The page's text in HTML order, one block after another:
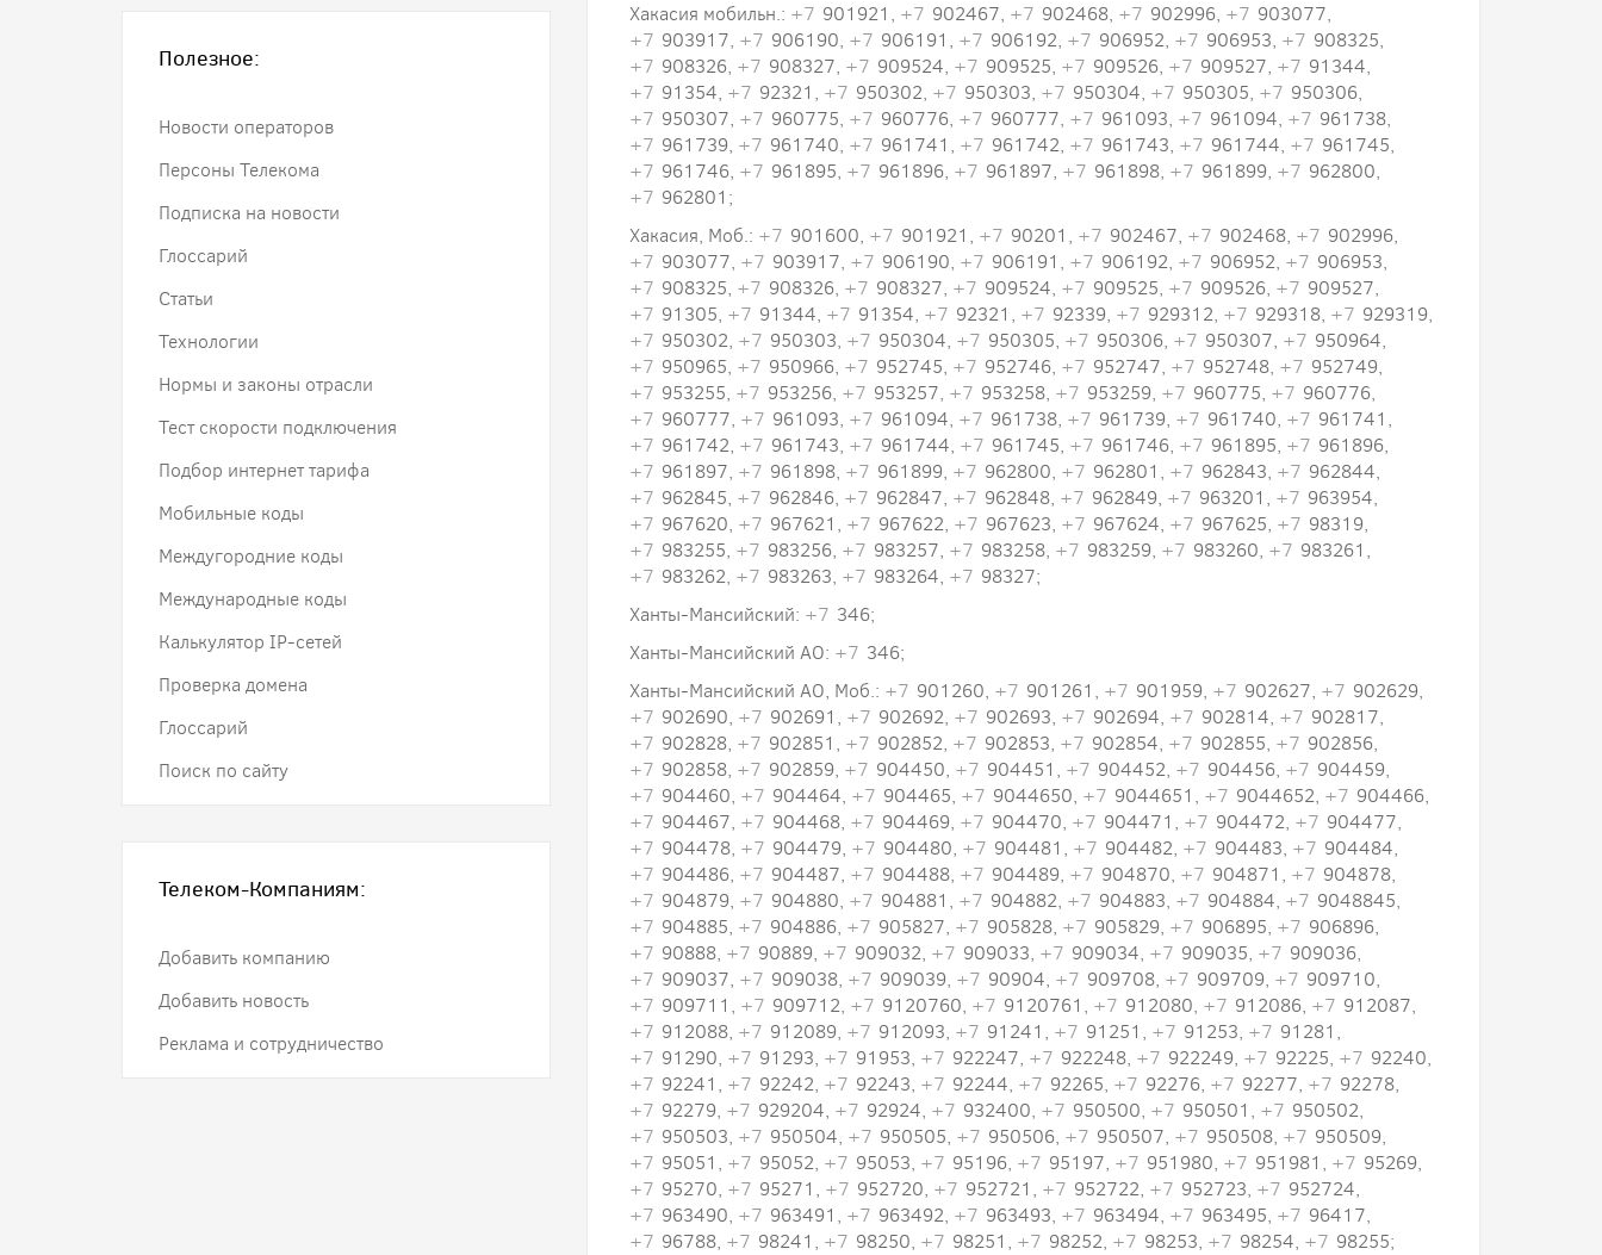
Хакасия мобильн.: +7 901921, +7 902467, +7 902468, +7 902996, +7 903077,
+7 903917, +7 906190, +7 906191, +7 906192, +7 906952, +7 906953, +7 908325,
+7 908326, +7 908327, +7 909524, +7 909525, +7 909526, +7 909527, +7 91344,
+7 91354, +7 92321, +7 950302, +7 950303, +7 950304, +7 950305, +7 950306,
+7 950307, +7 960775, +7 960776, +7 960777, +7 961093, +7 961094, +7 961738,
+7 961739, +7 961740, +7 961741, +7 961742, +7 961743, +7 961744, +7 961745,
+7 961746, +7 961895, +7 961896, +7 961897, +7 961898, +7 961899, +7 962800,
+7 962801;
Хакасия, Моб.: +7 901600, +7 901921, +7 90201, +7 902467, +7 902468, +7 902996,
+7 903077, +7 903917, +7 906190, +7 906191, +7 906192, +7 906952, +7 906953,
+7 908325, +7 908326, +7 908327, +7 909524, +7 909525, +7 909526, +7 909527,
+7 91305, +7 91344, +7 91354, +7 92321, +7 92339, +7 929312, +7 929318, +7 929319,
+7 950302, +7 950303, +7 950304, +7 950305, +7 950306, +7 950307, +7 950964,
+7 950965, +7 950966, +7 952745, +7 952746, +7 952747, +7 952748, +7 952749,
+7 953255, +7 953256, +7 953257, +7 953258, +7 953259, +7 960775, +7 960776,
+7 960777, +7 961093, +7 961094, +7 961738, +7 961739, +7 961740, +7 961741,
+7 961742, +7 961743, +7 961744, +7 961745, +7 961746, +7 961895, +7 961896,
+7 961897, +7 961898, +7 961899, +7 962800, +7 962801, +7 962843, +7 962844,
+7 962845, +7 962846, +7 962847, +7 962848, +7 962849, +7 963201, +7 963954,
+7 967620, +7 967621, +7 967622, +7 967623, +7 967624, +7 967625, +7 98319,
+7 983255, +7 983256, +7 983257, +7 983258, +7 983259, +7 983260, +7 983261,
+7 983262, +7 983263, +7 983264, +7 98327;
Ханты-Мансийский: +7 346;
Ханты-Мансийский АО: +7 346;
Ханты-Мансийский АО, Моб.: +7 901260, +7 901261, +7 901959, +7 902627, +7 902629,
+7 902690, +7 902691, +7 902692, +7 902693, +7 902694, +7 902814, +7 902817,
+7 902828, +7 902851, +7 902852, +7 902853, +7 902854, +7 902855, +7 902856,
+7 902858, +7 902859, +7 904450, +7 904451, +7 904452, +7 904456, +7 904459,
+7 904460, +7 904464, +7 904465, +7 9044650, +7 9044651, +7 9044652, +7 904466,
+7 904467, +7 904468, +7 904469, +7 904470, +7 904471, +7 904472, +7 904477,
+7 904478, +7 904479, +7 904480, +7 904481, +7 904482, +7 904483, +7 904484,
+7 904486, +7 904487, +7 904488, +7 904489, +7 904870, +7 904871, +7 904878,
+7 904879, +7 904880, +7 904881, +7 904882, +7 904883, +7 904884, +7 9048845,
+7 904885, +7 904886, +7 905827, +7 905828, +7 905829, +7 906895, +7 906896,
+7 90888, +7 90889, +7 909032, +7 909033, +7 909034, +7 909035, +7 909036,
+7 909037, +7 909038, +7 909039, +7 90904, +7 909708, +7 909709, +7 909710,
+7 909711, +7 909712, +7 9120760, +7 9120761, +7 912080, +7 912086, +7 912087,
+7 912088, +7 912089, +7 912093, +7 91241, +7 91251, +7 91253, +7 91281,
+7 91290, +7 91293, +7 91953, +7 922247, +7 922248, +7 922249, +7 92225, +7 92240,
+7 92241, +7 92242, +7 92243, +7 92244, +7 92265, +7 92276, +7 92277, +7 92278,
+7 92279, +7 929204, +7 92924, +7 932400, +7 950500, +7 950501, +7 950502,
+7 950503, +7 950504, +7 950505, +7 950506, +7 950507, +7 950508, +7 950509,
+7 95051, +7 95052, +7 95053, +7 95196, +7 95197, +7 951980, +7 951981, +7 95269,
+7 95270, +7 95271, +7 952720, +7 952721, +7 952722, +7 952723, +7 952724,
+7 963490, +7 963491, +7 963492, +7 963493, +7 963494, +7 963495, +7 96417,
+7 96788, +7 98241, +7 98250, +7 98251, +7 98252, +7 98253, +7 98254, +7 98255;
Полезное:
Новости операторов
Персоны Телекома
Подписка на новости
Глоссарий
Статьи
Технологии
Нормы и законы отрасли
Тест скорости подключения
Подбор интернет тарифа
Мобильные коды
Междугородние коды
Международные коды
Калькулятор IP-сетей
Проверка домена
Глоссарий
Поиск по сайту
Телеком-Компаниям:
Добавить компанию
Добавить новость
Реклама и сотрудничество